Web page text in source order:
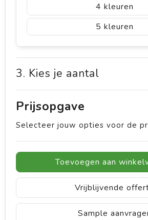
4
5
3. Kies je aantal
Prijsopgave
Selecteer jouw opties voor de
Toevoegen aan
Vrijblijvende
Sample